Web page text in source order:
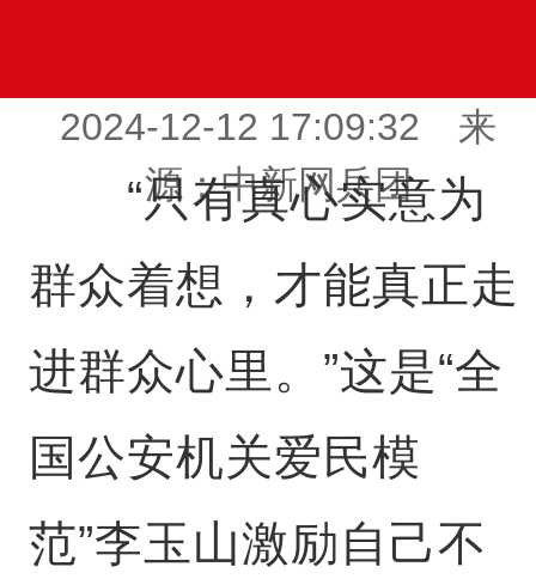
2024-12-12 17:09:32 来
源：中新网兵团
“只有真心实意为
群众着想，才能真正走
进群众心里。”这是“全
国公安机关爱民模
范”李玉山激励自己不